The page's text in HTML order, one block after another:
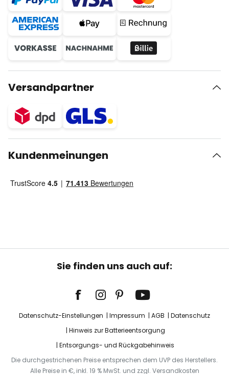
Versandpartner
Kundenmeinungen
Sie finden uns auch auf:
Datenschutz-Einstellungen Impressum AGB
Datenschutz
Hinweis zur Batterieentsorgung
Entsorgungs- und Rückgabehinweis
Die durchgestrichenen Preise entsprechen dem UVP des Herstellers.
Alle Preise in €, inkl. 19 % MwSt. und zzgl. Versandkosten